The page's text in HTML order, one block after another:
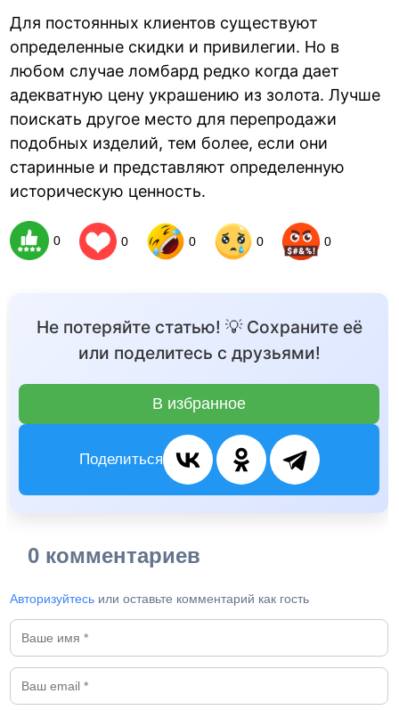
Для постоянных клиентов существуют
определенные скидки и привилегии. Но в
любом случае ломбард редко когда дает
адекватную цену украшению из золота. Лучше
поискать другое место для перепродажи
подобных изделий, тем более, если они
старинные и представляют определенную
историческую ценность.
0 0 0 0 0
Не потеряйте статью! 💡 Сохраните её
или поделитесь с друзьями!
В избранное
Поделиться
0 комментариев
Авторизуйтесь или оставьте комментарий как гость